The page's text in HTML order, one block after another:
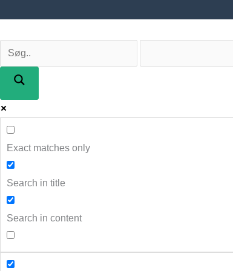
indholdet
Exact matches only
Search in title
Search in content